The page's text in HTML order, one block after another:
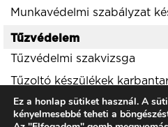
Munkavédelmi szabályzat
Tűzvédelem
Tűzvédelmi szakvizsga
Tűzoltó készülékek
Környezetvédelem
Ez a honlap sütiket használ. A
kényelmesebbé teheti a